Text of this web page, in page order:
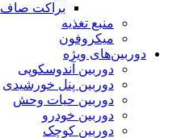
براکت صاف
منبع تغذیه
میکروفون
دوربین‌های ویژه
دوربین آندوسکوپی
دوربین پنل خورشیدی
دوربین حیات وحش
دوربین خودرو
دوربین کوچک